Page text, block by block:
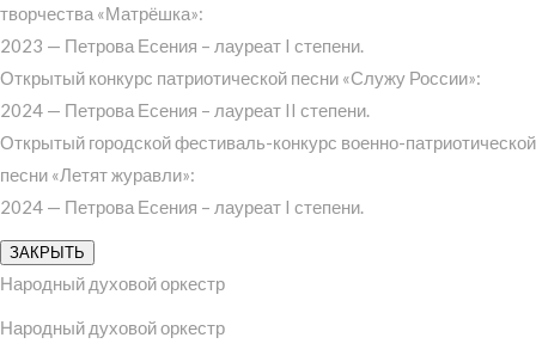
творчества «Матрёшка»:
2023 — Петрова Есения – лауреат I степени.
Открытый конкурс патриотической песни «Служу России»:
2024 — Петрова Есения – лауреат II степени.
Открытый городской фестиваль-конкурс военно-патриотической
песни «Летят журавли»:
2024 — Петрова Есения – лауреат I степени.
ЗАКРЫТЬ
Народный духовой оркестр
Народный духовой оркестр